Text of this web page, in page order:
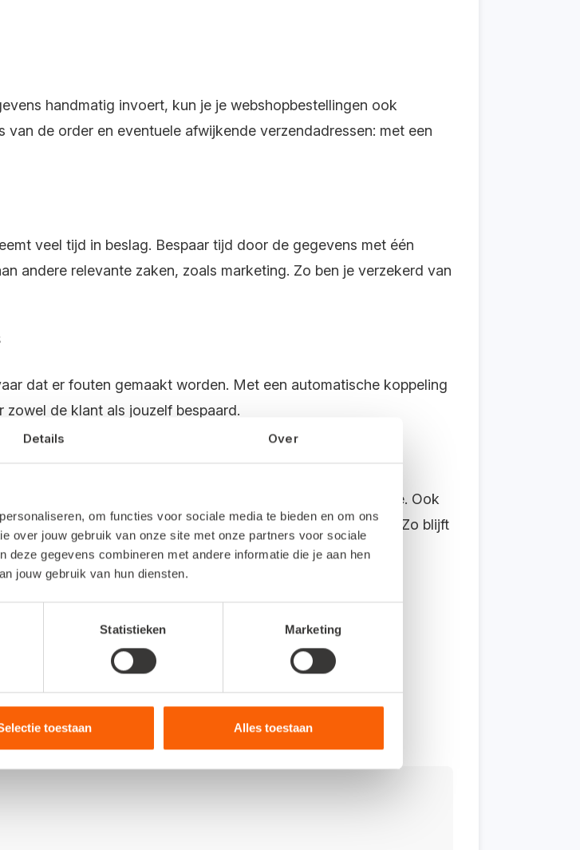
Details Over
om functies voor sociale media te bieden en om ons
over jouw gebruik van onze site met onze partners voor sociale
gegevens combineren met andere informatie die je aan hen
jouw gebruik van hun diensten.
Statistieken Marketing
toestaan Alles toestaan
handmatig invoert, kun je je webshopbestellingen ook
de order en eventuele afwijkende verzendadressen: met een
veel tijd in beslag. Bespaar tijd door de gegevens met één
andere relevante zaken, zoals marketing. Zo ben je verzekerd van
dat er fouten gemaakt worden. Met een automatische koppeling
de klant als jouzelf bespaard.
worden deze automatisch aangemaakt in je administratie. Ook
je overigens wel de keuze hebt om het handmatig te doen. Zo blijft